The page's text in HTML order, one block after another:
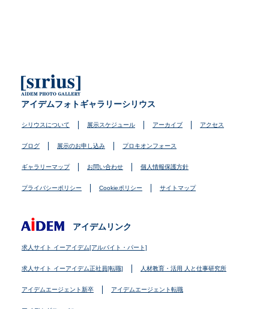
アイデムフォトギャラリーシリウス
シリウスについて 展示スケジュール アーカイブ アクセス
ブログ 展示のお申し込み プロキオンフォース
ギャラリーマップ お問い合わせ 個人情報保護方針
プライバシーポリシー Cookieポリシー サイトマップ
アイデムリンク
求人サイト イーアイデム[アルバイト・パート]
求人サイト イーアイデム正社員[転職] 人材教育・活用 人と仕事研究所
アイデムエージェント新卒 アイデムエージェント転職